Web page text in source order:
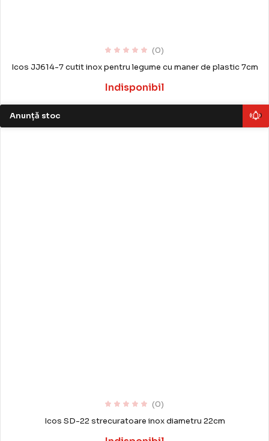
(0)
Icos JJ614-7 cutit inox pentru legume cu maner de plastic 7cm
Indisponibil
Anunță stoc
(0)
Icos SD-22 strecuratoare inox diametru 22cm